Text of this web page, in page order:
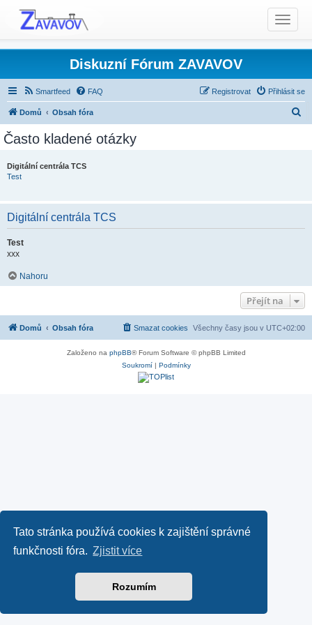
Tato stránka používá cookies k zajištění správné
funkčnosti fóra. Zjistit více
Rozumím
T
o
g
l
e
n
i
n
Diskuzní Fórum ZAVAVOV
Smartfeed FAQ Přihlásit se
Registrovat
Domů Obsah fóra
Často kladené otázky
Digitální centrála TCS
Test
Digitální centrála TCS
Test
xxx
Nahoru
Přejít na
Domů Obsah fóra Všechny časy jsou v UTC+02:00
Smazat cookies
Založeno na phpBB® Forum Software © phpBB Limited
Soukromí| Podmínky